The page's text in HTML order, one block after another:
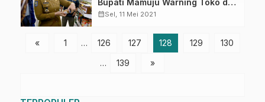
Bupati Mamuju Warning Toko dan
Pasar Modern
calendar_monthSel, 11 Mei 2021
« 1 … 126 127 128 129
130
…
139 »